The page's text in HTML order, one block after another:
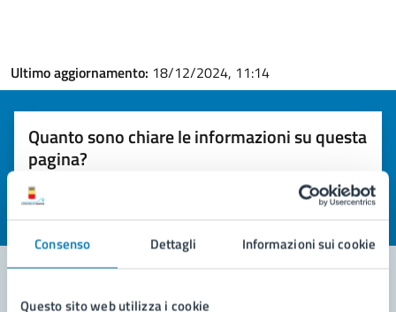
Consenso Dettagli Informazioni sui cookie
Questo sito web utilizza i cookie
Ultimo aggiornamento: 18/12/2024, 11:14
Quanto sono chiare le informazioni su questa
pagina?
Valuta la chiarezza delle informazioni (da 1 a 5 stelle)
Seleziona il numero di stelle per valutare la chiarezza delle